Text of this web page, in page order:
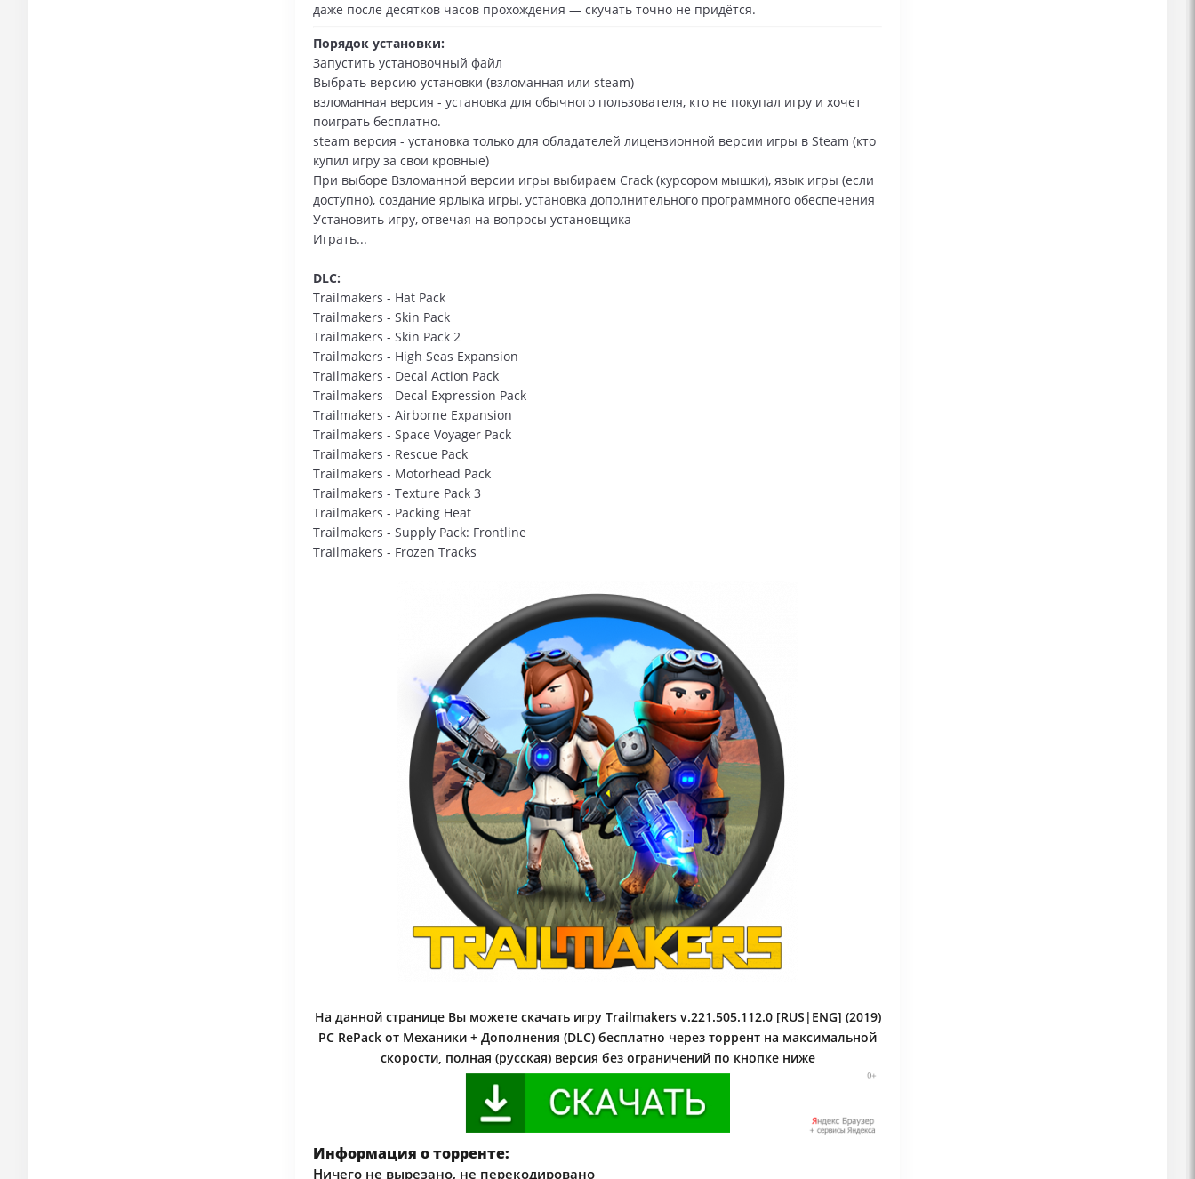
даже после десятков часов прохождения — скучать точно не придётся.
Порядок установки:
Запустить установочный файл
Выбрать версию установки (взломанная или steam)
взломанная версия - установка для обычного пользователя, кто не покупал игру и хочет
поиграть бесплатно.
steam версия - установка только для обладателей лицензионной версии игры в Steam (кто
купил игру за свои кровные)
При выборе Взломанной версии игры выбираем Сrack (курсором мышки), язык игры (если
доступно), создание ярлыка игры, установка дополнительного программного обеспечения
Установить игру, отвечая на вопросы установщика
Играть...
DLC:
Trailmakers - Hat Pack
Trailmakers - Skin Pack
Trailmakers - Skin Pack 2
Trailmakers - High Seas Expansion
Trailmakers - Decal Action Pack
Trailmakers - Decal Exprеssion Pack
Trailmakers - Airborne Expansion
Trailmakers - Space Voyager Pack
Trailmakers - Rescue Pack
Trailmakers - Motorhead Pack
Trailmakers - Texture Pack 3
Trailmakers - Packing Heat
Trailmakers - Supply Pack: Frontline
Trailmakers - Frozen Tracks
На данной странице Вы можете скачать игру Trailmakers v.221.505.112.0 [RUS|ENG] (2019)
PC RePack от Механики + Дополнения (DLC) бесплатно через торрент на максимальной
скорости, полная (русская) версия без ограничений по кнопке ниже
Информация о торренте:
Ничего не вырезано, не перекодировано